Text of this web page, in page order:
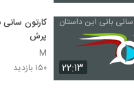
۲۲:۱۳
کارتون سانی
پرش
M
۱۵۰ بازدید